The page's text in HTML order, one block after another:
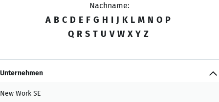
Nachname:
A B C D E F G H I J K L M N O P
Q R S T U V W X Y Z
Unternehmen
New Work SE